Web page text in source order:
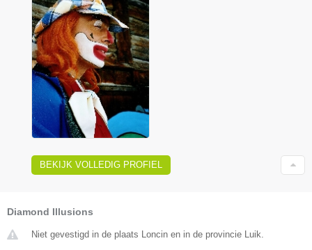
BEKIJK VOLLEDIG PROFIEL
Diamond Illusions
Niet gevestigd in de plaats Loncin en in de provincie Luik.